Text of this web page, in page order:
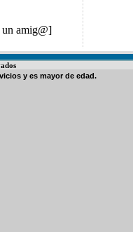
amig@]
y es mayor de edad.